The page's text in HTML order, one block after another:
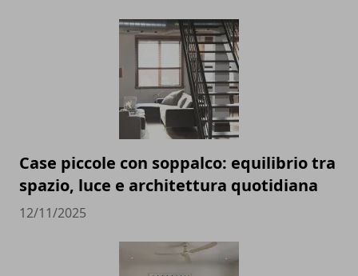
Case piccole con soppalco: equilibrio tra
spazio, luce e architettura quotidiana
12/11/2025